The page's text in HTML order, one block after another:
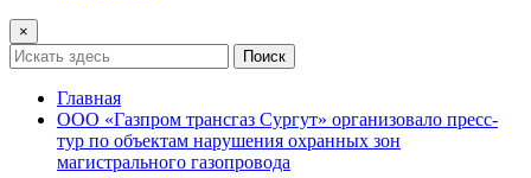
×
Поиск
Главная
ООО «Газпром трансгаз Сургут» организовало пресс-
тур по объектам нарушения охранных зон
магистрального газопровода